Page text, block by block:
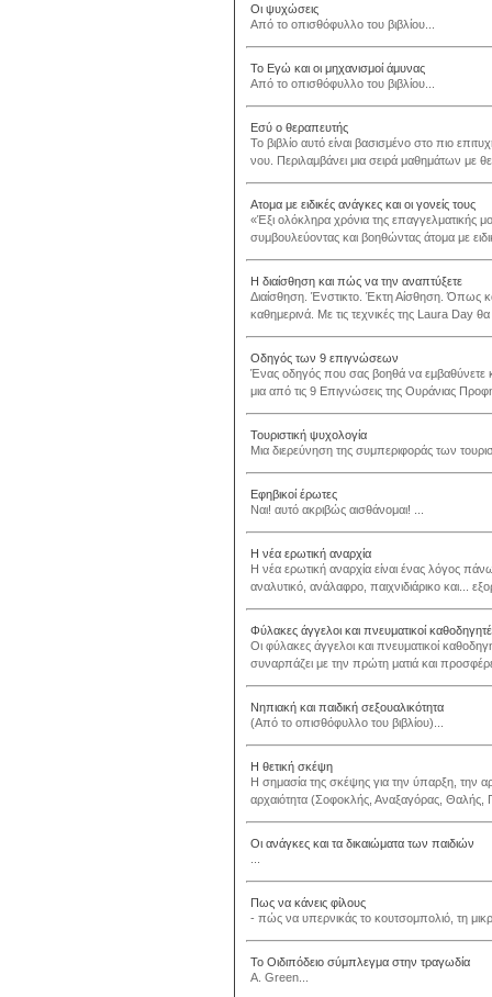
Οι ψυχώσεις
Από το οπισθόφυλλο του βιβλίου...
Το Εγώ και οι μηχανισμοί άμυνας
Από το οπισθόφυλλο του βιβλίου...
Εσύ ο θεραπευτής
Το βιβλίο αυτό είναι βασισμένο στο πιο
νου. Περιλαμβάνει μια σειρά μαθημάτων με
Ατομα με ειδικές ανάγκες και οι γονείς τους
«Έξι ολόκληρα χρόνια της
συμβουλεύοντας και βοηθώντας άτομα με
Η διαίσθηση και πώς να την αναπτύξετε
Διαίσθηση. Ένστικτο. Έκτη Αίσθηση. Όπως
καθημερινά. Με τις τεχνικές της Laura Day
Οδηγός των 9 επιγνώσεων
Ένας οδηγός που σας βοηθά να εμβαθύνετε
μια από τις 9 Επιγνώσεις της Ουράνιας
Τουριστική ψυχολογία
Μια διερεύνηση της συμπεριφοράς των
Εφηβικοί έρωτες
Ναι! αυτό ακριβώς αισθάνομαι! ...
Η νέα ερωτική αναρχία
Η νέα ερωτική αναρχία είναι ένας λόγος
αναλυτικό, ανάλαφρο, παιχνιδιάρικο και...
Φύλακες άγγελοι και πνευματικοί
Οι φύλακες άγγελοι και πνευματικοί
συναρπάζει με την πρώτη ματιά και
Νηπιακή και παιδική σεξουαλικότητα
(Από το οπισθόφυλλο του βιβλίου)...
Η θετική σκέψη
Η σημασία της σκέψης για την ύπαρξη, την
αρχαιότητα (Σοφοκλής, Αναξαγόρας, Θαλής,
Οι ανάγκες και τα δικαιώματα των παιδιών
Πως να κάνεις φίλους
- πώς να υπερνικάς το κουτσομπολιό, τη
Το Οιδιπόδειο σύμπλεγμα στην τραγωδία
A. Green...